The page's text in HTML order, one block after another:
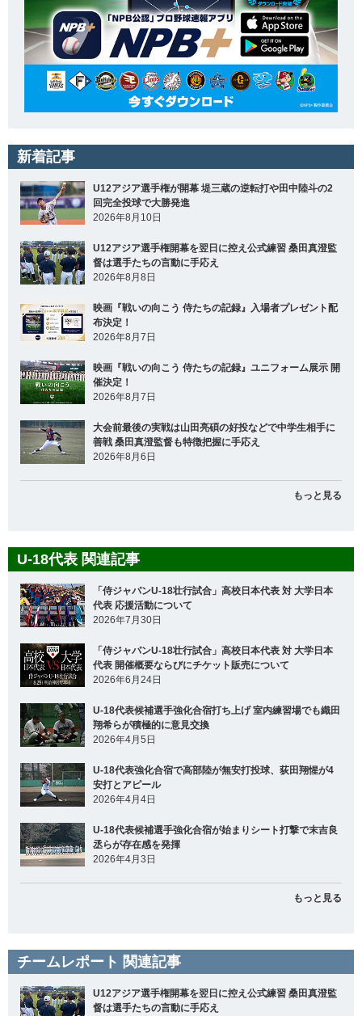
新着記事
U12アジア選手権が開幕 堤三蔵の逆転打や田中陸斗の2
回完全投球で大勝発進
2026年8月10日
U12アジア選手権開幕を翌日に控え公式練習 桑田真澄監
督は選手たちの言動に手応え
2026年8月8日
映画『戦いの向こう 侍たちの記録』入場者プレゼント配
布決定！
2026年8月7日
映画『戦いの向こう 侍たちの記録』ユニフォーム展示 開
催決定！
2026年8月7日
大会前最後の実戦は山田亮碩の好投などで中学生相手に
善戦 桑田真澄監督も特徴把握に手応え
2026年8月6日
もっと見る
U-18代表 関連記事
「侍ジャパンU-18壮行試合」高校日本代表 対 大学日本
代表 応援活動について
2026年7月30日
「侍ジャパンU-18壮行試合」高校日本代表 対 大学日本
代表 開催概要ならびにチケット販売について
2026年6月24日
U-18代表候補選手強化合宿打ち上げ 室内練習場でも織田
翔希らが積極的に意見交換
2026年4月5日
U-18代表強化合宿で高部陸が無安打投球、荻田翔惺が4
安打とアピール
2026年4月4日
U-18代表候補選手強化合宿が始まりシート打撃で末吉良
丞らが存在感を発揮
2026年4月3日
もっと見る
チームレポート 関連記事
U12アジア選手権開幕を翌日に控え公式練習 桑田真澄監
督は選手たちの言動に手応え